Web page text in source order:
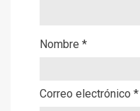
Nombre *
Correo electrónico *